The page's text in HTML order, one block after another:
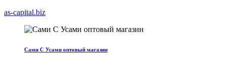
as-capital.biz
Сами С Усами оптовый магазин